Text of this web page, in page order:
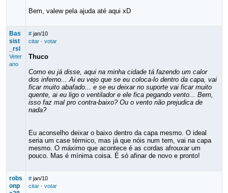
Bem, valew pela ajuda até aqui xD
Bas
sist
_rsl
Veter
ano
# jan/10
citar· votar
Thuco
Como eu já disse, aqui na minha cidade tá fazendo um calor
dos inferno... Ai eu vejo que se eu coloca-lo dentro da capa, vai
ficar muito abafado... e se eu deixar no suporte vai ficar muito
quente, ai eu ligo o ventilador e ele fica pegando vento... Bem,
isso faz mal pro contra-baixo? Ou o vento não prejudica de
nada?
Eu aconselho deixar o baixo dentro da capa mesmo. O ideal
seria um case térmico, mas já que nóis num tem, vai na capa
mesmo. O máximo que acontece é as cordas afrouxar um
pouco. Mas é mínima coisa. É só afinar de novo e pronto!
robs
onp
# jan/10
citar· votar